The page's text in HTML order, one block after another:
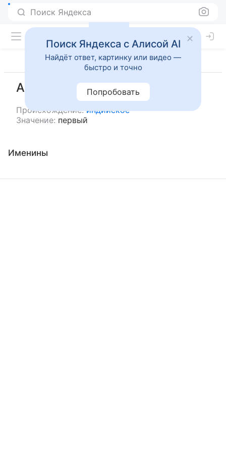
Поиск Яндекса
Аади
Происхождение: индийское
Значение: первый
Именины
Поиск Яндекса с Алисой AI
Найдёт ответ, картинку или видео —
быстро и точно
Попробовать